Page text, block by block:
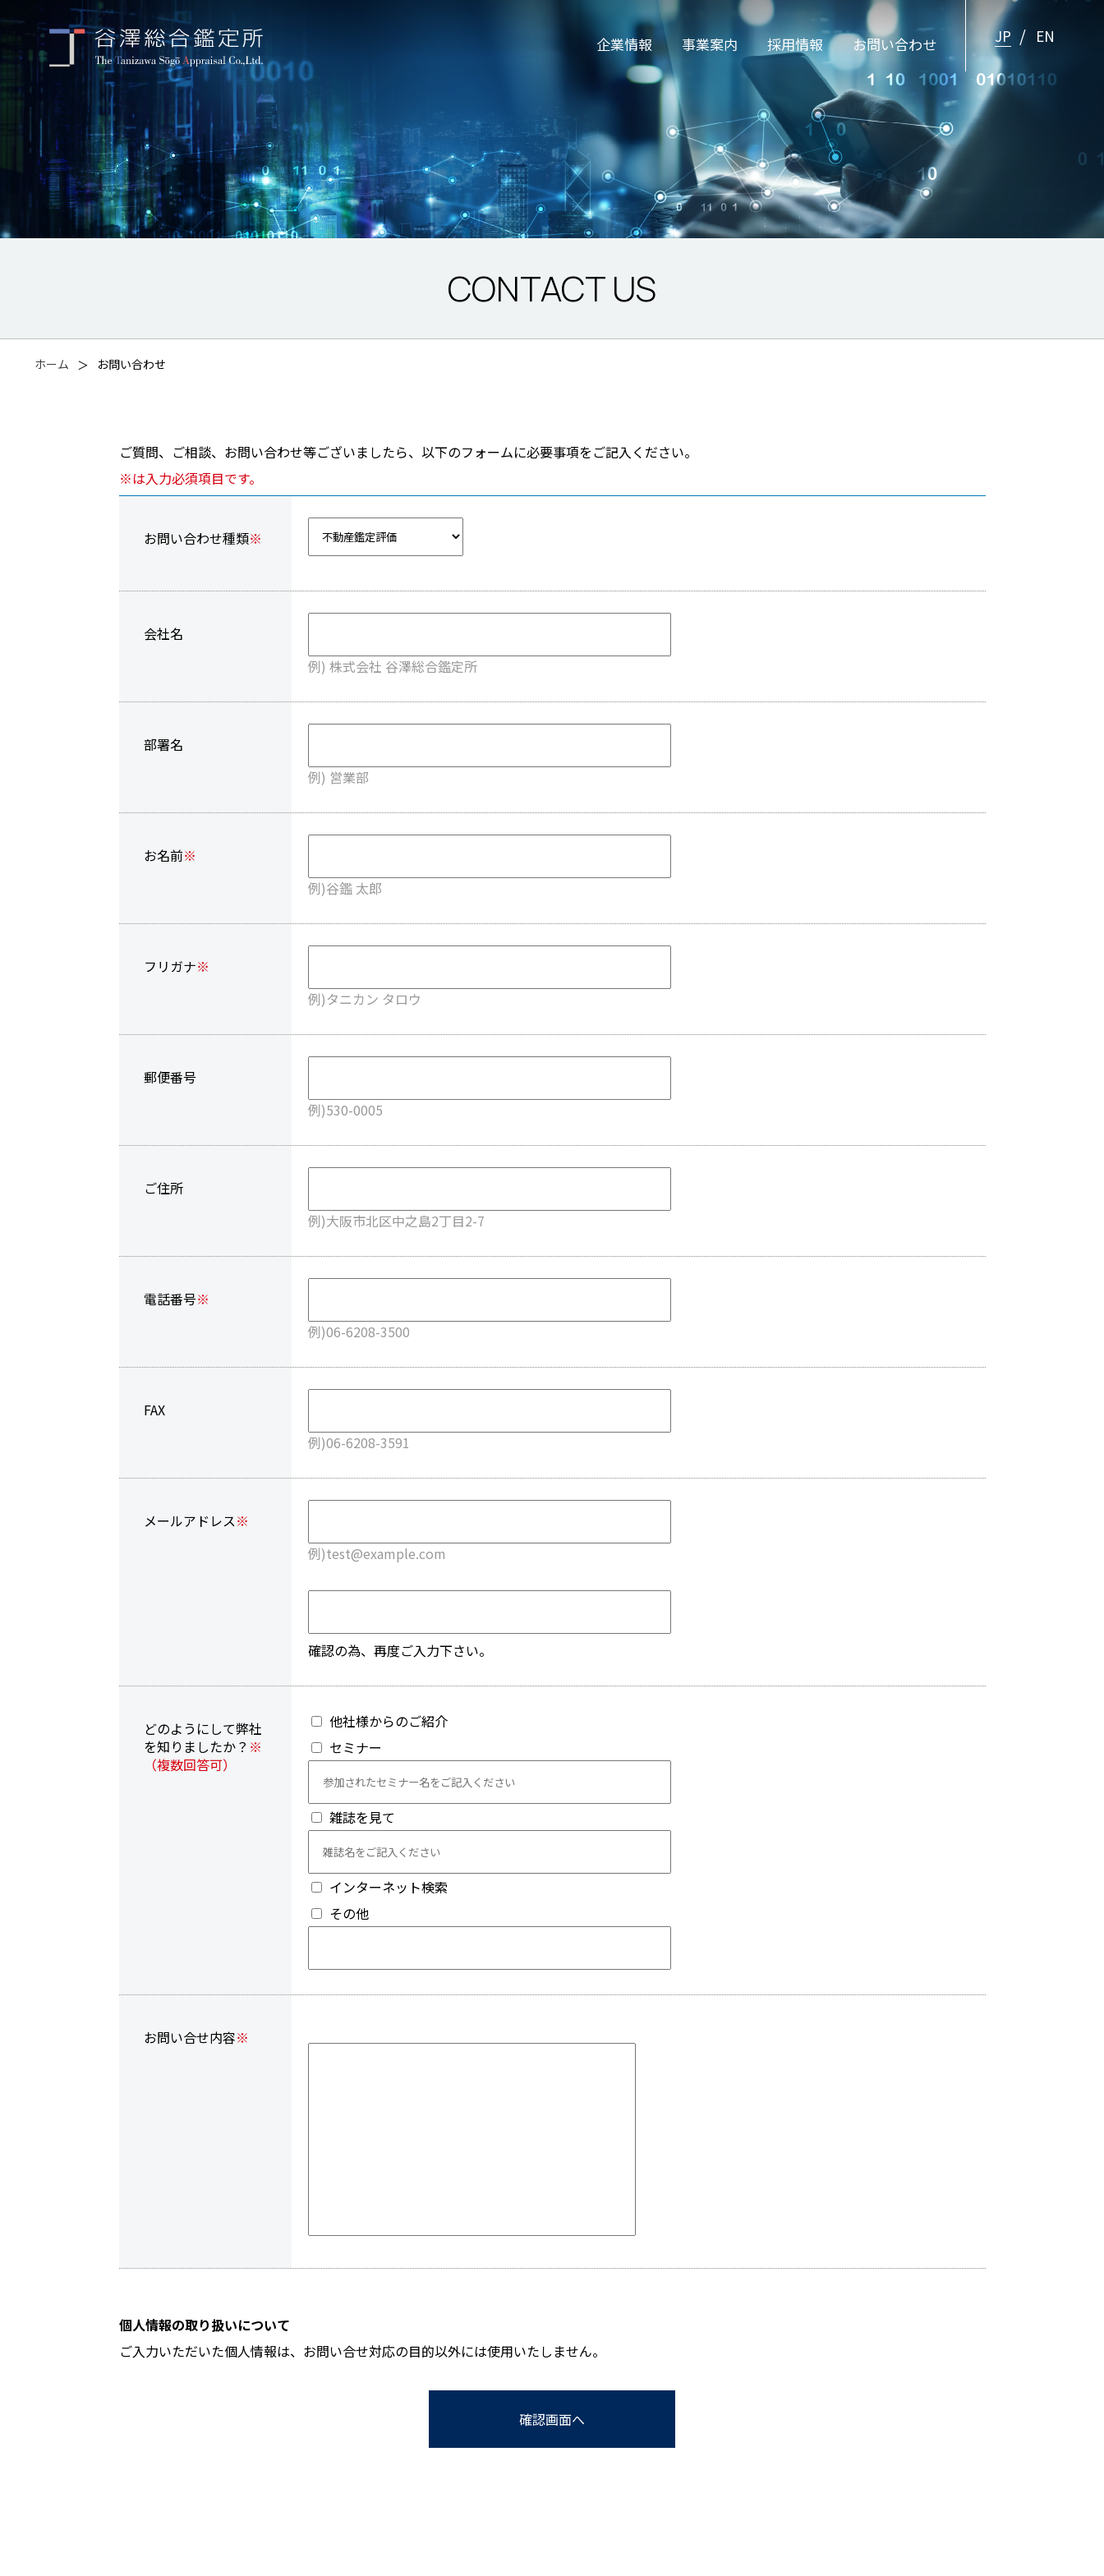
企業情報 事業案内 採用情報 お問い合わせ JP EN
CONTACT US
ホーム ＞ お問い合わせ
ご質問、ご相談、お問い合わせ等ございましたら、以下のフォームに必要事項をご記入ください。
※は入力必須項目です。
お問い合わせ種類※
会社名
例) 株式会社 谷澤総合鑑定所
部署名
例) 営業部
お名前※
例)谷鑑 太郎
フリガナ※
例)タニカン タロウ
郵便番号
例)530-0005
ご住所
例)大阪市北区中之島2丁目2-7
電話番号※
例)06-6208-3500
FAX
例)06-6208-3591
メールアドレス※
例)test@example.com
確認の為、再度ご入力下さい。
どのようにして弊社
を知りましたか？ ※
（複数回答可）
他社様からのご紹介
セミナー
雑誌を見て
インターネット検索
その他
お問い合せ内容※
個人情報の取り扱いについて
ご入力いただいた個人情報は、お問い合せ対応の目的以外には使用いたしません。
確認画面へ